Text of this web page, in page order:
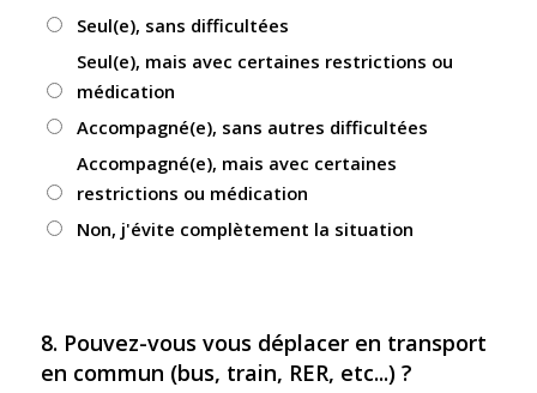
Seul(e), sans difficultées
Seul(e), mais avec certaines restrictions ou
médication
Accompagné(e), sans autres difficultées
Accompagné(e), mais avec certaines
restrictions ou médication
Non, j'évite complètement la situation
8. Pouvez-vous vous déplacer en transport
en commun (bus, train, RER, etc...) ?